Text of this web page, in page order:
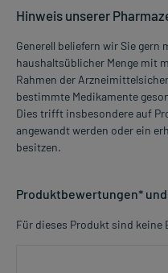
Hinweis unserer
Generell beliefern wir Sie
haushaltsüblicher Menge mit
Rahmen der
bestimmte Medikamente
Dies trifft insbesondere auf
angewandt werden oder ein
besitzen.
Produktbewertungen*
Für dieses Produkt sind keine